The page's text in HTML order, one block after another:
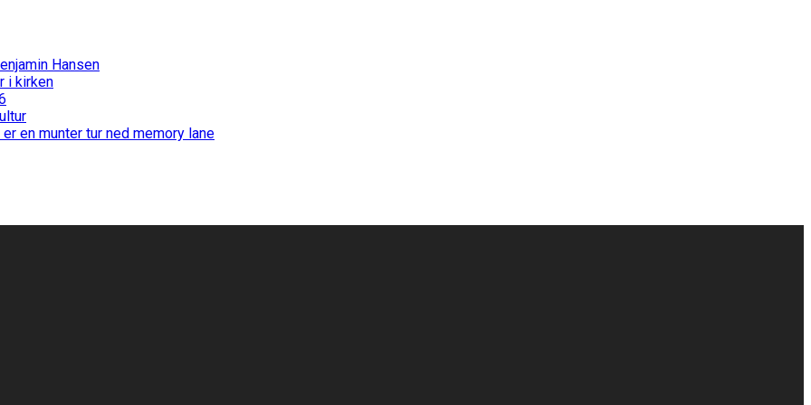
Hansen
i kirken
en munter tur ned memory lane